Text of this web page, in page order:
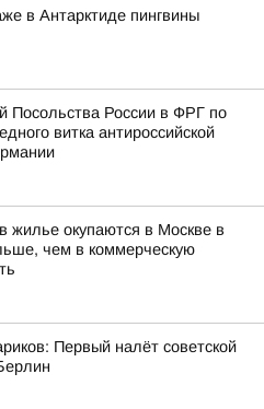
в Антарктиде пингвины
Посольства России в ФРГ по
витка антироссийской
жилье окупаются в Москве в
чем в коммерческую
Первый налёт советской